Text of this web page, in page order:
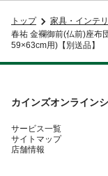
トップ 家具・インテ
春祐 金襴御前(仏前)座布
59×63cm用)【別送品】
カインズオンライン
サービス一覧
サイトマップ
店舗情報